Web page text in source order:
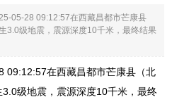
05-28 09:12:57在西藏昌都市芒康县
3.0级地震，震源深度10千米，最终结果
09:12:57在西藏昌都市芒康县（北
级地震，震源深度10千米，最终